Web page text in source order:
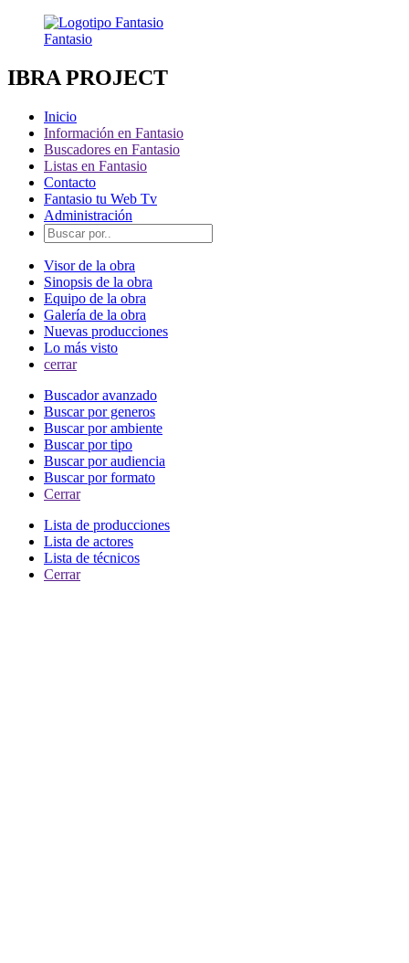
Fantasio
IBRA PROJECT
Inicio
Información en Fantasio
Buscadores en Fantasio
Listas en Fantasio
Contacto
Fantasio tu Web Tv
Administración
Visor de la obra
Sinopsis de la obra
Equipo de la obra
Galería de la obra
Nuevas producciones
Lo más visto
cerrar
Buscador avanzado
Buscar por generos
Buscar por ambiente
Buscar por tipo
Buscar por audiencia
Buscar por formato
Cerrar
Lista de producciones
Lista de actores
Lista de técnicos
Cerrar